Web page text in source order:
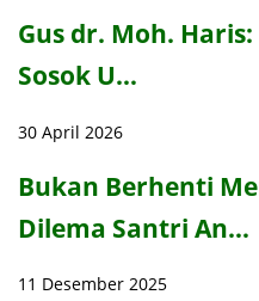
Gus dr. Moh.
Sosok U…
30 April 2026
Bukan Berhenti
Dilema Santri An…
11 Desember 2025